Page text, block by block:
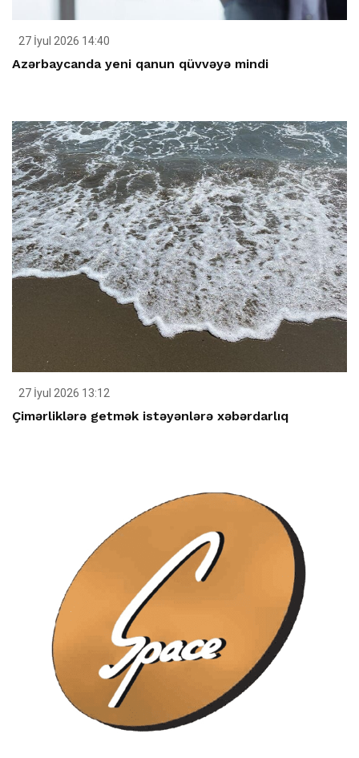
27 İyul 2026 14:40
Azərbaycanda yeni qanun qüvvəyə mindi
27 İyul 2026 13:12
Çimərliklərə getmək istəyənlərə xəbərdarlıq